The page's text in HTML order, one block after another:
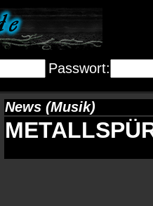
Passwort:
News (Musik)